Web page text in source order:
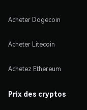
Acheter Dogecoin
Acheter Litecoin
Achetez Ethereum
Prix des cryptos